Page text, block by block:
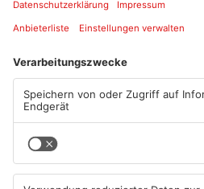
Zuge der Fahndungsmaßnahmen,
Hubschrauber eingesetzt war,
Firmeninhaber (er ist selbst Jäger)
(Wärmebildkamera) eine Person in
nahegelegenen Waldrand
Annäherung durch die Streifen
konnte nach Umstellung des
und vorläufig festgenommen
um den 60-Jährigen. Der aus
polizeibekannte Mann führte
Landkarte auch ein Brecheisen mit